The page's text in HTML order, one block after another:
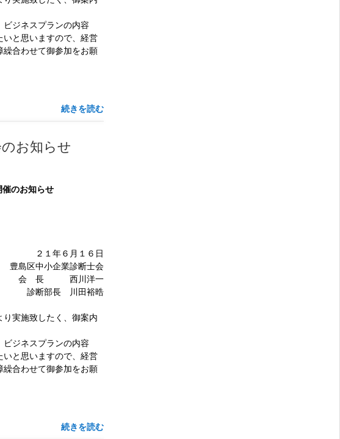
ジネスプランの内容
いと思いますので、経営
合わせて御参加をお願
続きを読む
お知らせ
のお知らせ
２１年６月１６日
豊島区中小企業診断士会
会 長 西川洋一
診断部長 川田裕晧
実施致したく、御案内
ジネスプランの内容
いと思いますので、経営
合わせて御参加をお願
続きを読む